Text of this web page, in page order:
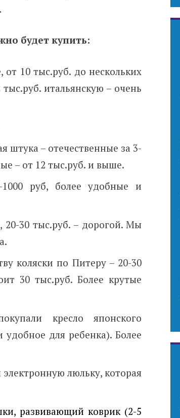
будет купить:
10 тыс.руб. до нескольких
итальянскую – очень
штука – отечественные за 3-
– от 12 тыс.руб. и выше.
руб, более удобные и
20-30 тыс.руб. – дорогой. Мы
коляски по Питеру – 20-30
30 тыс.руб. Более крутые
кресло японского
для ребенка). Более
люльку, которая
развивающий коврик (2-5